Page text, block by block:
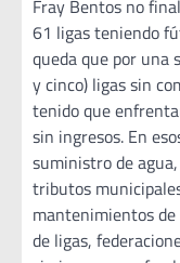
Fray Bentos no
61 ligas teniendo
queda que por una
y cinco) ligas sin
tenido que
sin ingresos. En
suministro de
tributos
mantenimientos de
de ligas,